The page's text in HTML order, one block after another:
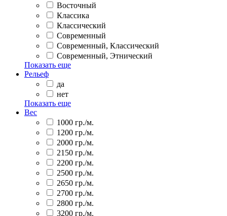
Восточный
Классика
Классический
Современный
Современный, Классический
Современный, Этнический
Показать еще
Рельеф
да
нет
Показать еще
Вес
1000 гр./м.
1200 гр./м.
2000 гр./м.
2150 гр./м.
2200 гр./м.
2500 гр./м.
2650 гр./м.
2700 гр./м.
2800 гр./м.
3200 гр./м.